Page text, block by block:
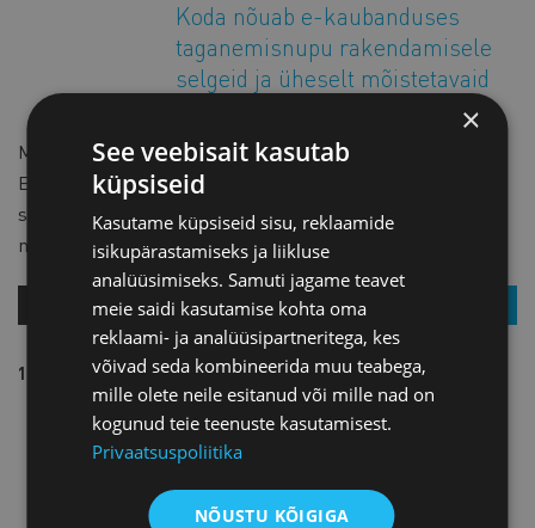
Koda nõuab e-kaubanduses
taganemisnupu rakendamisele
selgeid ja üheselt mõistetavaid
Ministeerium on koostanud eelnõu, millega võetakse üle
Euroopa Liidu direktiiv, et tugevdada tarbija õigusi veebis
sõlmitud finantsteenuste lepingute puhul. Olulisemate
muudatustena on kavas luua kõikidest
MEIE UUDISED
13.11.2025 MEIE UUDISED
Küberturvalisuse seaduse
muudatused peavad olema
ettevõtjatele selged ja
jõukohased
×
See veebisait kasutab
küpsiseid
Kasutame küpsiseid sisu, reklaamide
isikupärastamiseks ja liikluse
analüüsimiseks. Samuti jagame teavet
meie saidi kasutamise kohta oma
reklaami- ja analüüsipartneritega, kes
võivad seda kombineerida muu teabega,
mille olete neile esitanud või mille nad on
kogunud teie teenuste kasutamisest.
Privaatsuspoliitika
NÕUSTU KÕIGIGA